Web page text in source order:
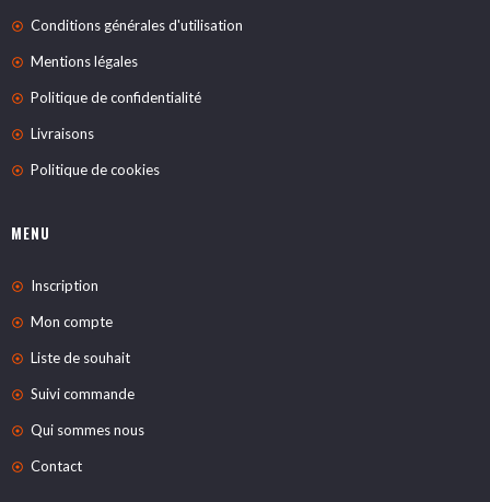
Conditions générales d'utilisation
Mentions légales
Politique de confidentialité
Livraisons
Politique de cookies
MENU
Inscription
Mon compte
Liste de souhait
Suivi commande
Qui sommes nous
Contact